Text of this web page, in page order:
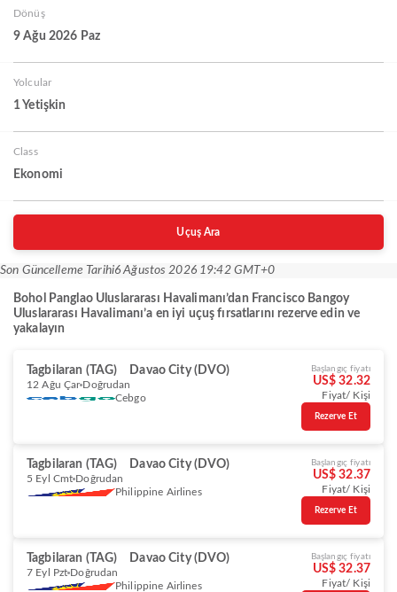
Dönüş
9 Ağu 2026 Paz
Yolcular
1 Yetişkin
Class
Ekonomi
Uçuş Ara
Son Güncelleme Tarihi6 Ağustos 2026 19:42 GMT+0
Bohol Panglao Uluslararası Havalimanı’dan Francisco Bangoy
Uluslararası Havalimanı’a en iyi uçuş fırsatlarını rezerve edin ve
yakalayın
Tagbilaran (TAG) Davao City (DVO)
12 Ağu Çar Doğrudan
Cebgo
Başlangıç fiyatı
US$ 32.32
Fiyat/ Kişi
Rezerve Et
Tagbilaran (TAG) Davao City (DVO)
5 Eyl Cmt Doğrudan
Philippine Airlines
Başlangıç fiyatı
US$ 32.37
Fiyat/ Kişi
Rezerve Et
Tagbilaran (TAG) Davao City (DVO)
7 Eyl Pzt Doğrudan
Philippine Airlines
Başlangıç fiyatı
US$ 32.37
Fiyat/ Kişi